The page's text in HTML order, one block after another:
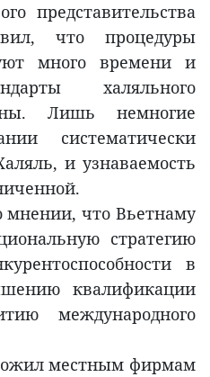
представительства
что процедуры
много времени и
халяльного
Лишь немногие
систематически
и узнаваемость
мнении, что Вьетнаму
стратегию
в
квалификации
международного
местным фирмам